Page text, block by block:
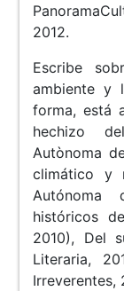
2012.
Escribe
ambiente y
forma, está
hechizo
Autònoma
climático y
Autónoma
históricos
2010), Del
Literaria,
Irreverentes,